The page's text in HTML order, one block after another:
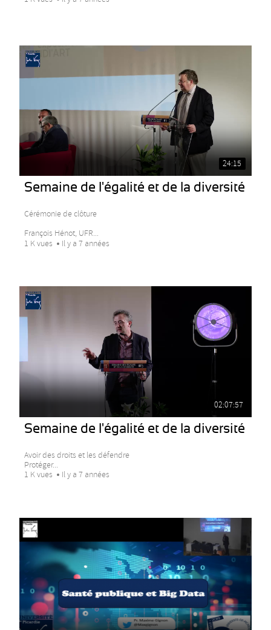
24:15
Semaine de l'égalité et de la diversité
Cérémonie de clôture
François Hénot, UFR...
1 K vues
Il y a 7 années
02:07:57
Semaine de l'égalité et de la diversité
Avoir des droits et les défendre
Protéger...
1 K vues
Il y a 7 années